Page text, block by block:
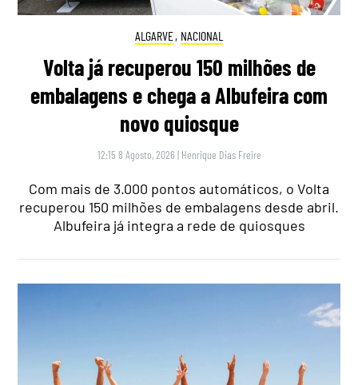
ALGARVE, NACIONAL
Volta já recuperou 150 milhões de
embalagens e chega a Albufeira com
novo quiosque
12:15 8 Agosto, 2026 | Henrique Dias Freire
Com mais de 3.000 pontos automáticos, o Volta
recuperou 150 milhões de embalagens desde abril.
Albufeira já integra a rede de quiosques